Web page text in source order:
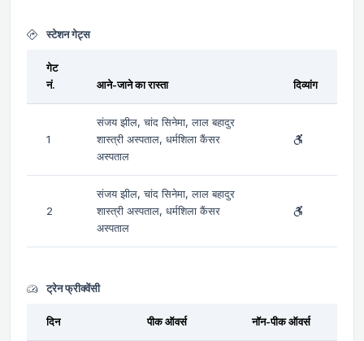
स्टेशन गेट्स
गेट
नं.
आने-जाने का रास्ता दिव्यांग
1
संजय झील, चांद सिनेमा, लाल बहादुर
शास्त्री अस्पताल, धर्मशिला कैंसर
अस्पताल
2
संजय झील, चांद सिनेमा, लाल बहादुर
शास्त्री अस्पताल, धर्मशिला कैंसर
अस्पताल
ट्रेन फ्रीक्वेंसी
दिन पीक ऑवर्स नॉन-पीक ऑवर्स